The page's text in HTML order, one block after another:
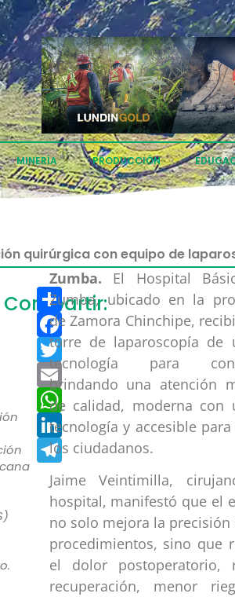
MINERÍA PRODUCCIÓN
quirúrgica con equipo de
Compartir:
Compartir
Facebook
Twitter
Email
WhatsApp
LinkedIn
Telegram
Zumba. El Hospital
Zumba, ubicado en la
de Zamora Chinchipe,
torre de laparoscopía de
tecnología para
brindando una atención
de calidad, moderna con
tecnología y accesible
los ciudadanos.
Jaime Veintimilla,
hospital, manifestó que el
no solo mejora la precisión
procedimientos, sino que
el dolor postoperatorio,
recuperación, menor